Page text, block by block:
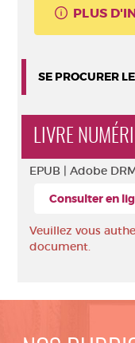
PLUS
SE PROCURER
LIVRE
EPUB | Adobe
Consulter en
Veuillez vous
document.